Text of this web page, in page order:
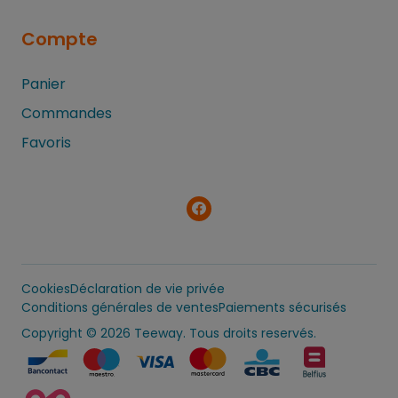
Compte
Panier
Commandes
Favoris
CookiesDéclaration de vie privée
Conditions générales de ventesPaiements sécurisés
Copyright © 2026 Teeway. Tous droits reservés.